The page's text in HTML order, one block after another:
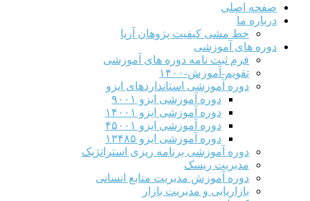
صفحه اصلی
درباره ما
خط مشی کیفیت پژوهان آریا
دوره های آموزشی
فرم ثبت نامه دوره های آموزشی
تقویم-آموزش-۱۴۰۰
دوره آموزشی استانداردهای ایزو
دوره آموزشی ایزو ۹۰۰۱
دوره آموزشی ایزو ۱۴۰۰۱
دوره آموزشی ایزو ۴۵۰۰۱
دوره آموزشی ایزو ۱۳۴۸۵
دوره آموزشی برنامه ریزی استراتژیک
مدیریت ریسک
دوره آموزش مدیریت منابع انسانی
بازاریابی و مدیریت بازار